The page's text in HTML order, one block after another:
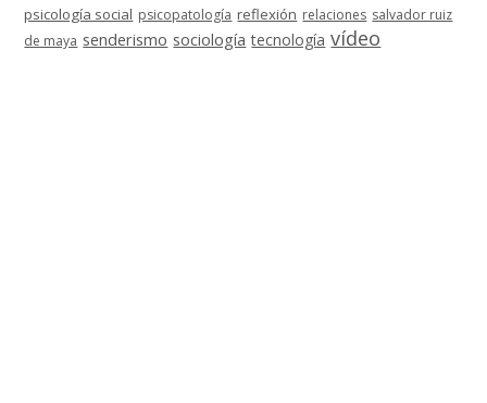
psicología social psicopatología reflexión relaciones salvador ruiz
de maya senderismo sociología tecnología vídeo